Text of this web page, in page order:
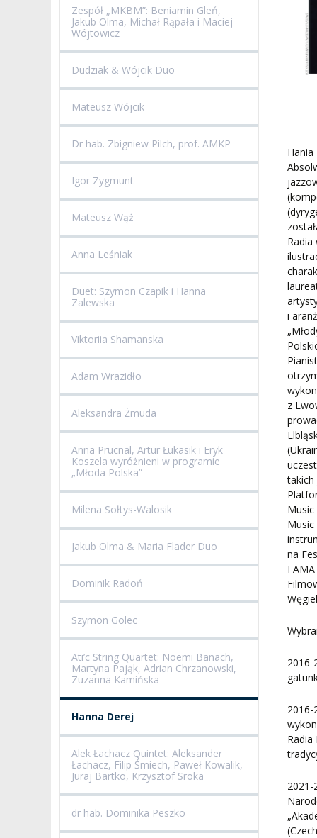
Zespół „MKBM”: Beniamin Gleń,
Jakub Olma, Michał Rąpała i Maciej
Wójtowicz
Dudziak & Wójcik Duo
Mateusz Wójcik
Dr hab. Zbigniew Pilch, prof. AMKP
Igor Zygmunt
Mateusz Wąż
Anna Leśniak
Duet: Szymon Czapik i Hanna
Zalewska
Viktoriia Shamanska
Adam Wrazidło
Aleksandra Żmuda
Anna Prucnal, Artur Łukasik i Eryk
Koszela wyróżnieni w programie
„Młoda Polska”
Milena Sołtys-Walosik
Jakub Olma & Maria Flader Duo
Dominik Radoń
Szymon Golec
Ati’c String Quartet: Noemi Banach,
Martyna Pająk, Adrian Chrzanowski,
Zuzanna Kamińska
Hanna Derej
Alek Łachacz Quintet: Aleksander
Łachacz, Filip Śmiech, Paweł Kowalik,
Juraj Bartko, Krzysztof Sroka
dr hab. Dominika Peszko
i
z
takich
na